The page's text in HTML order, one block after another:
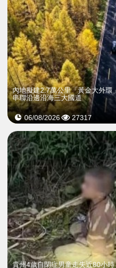
內地擬建2.7萬公里「黃金大外環」
串聯沿邊沿海三大國道
06/08/2026 27317
貴州4歲自閉症男童走失近80小時